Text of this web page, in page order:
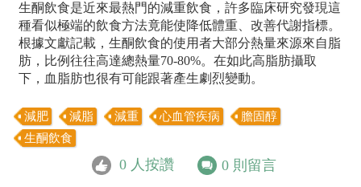
生酮飲食是近來最熱門的減重飲食，許多臨床研究發現這
種看似極端的飲食方法竟能使降低體重、改善代謝指標。
根據文獻記載，生酮飲食的使用者大部分熱量來源來自脂
肪，比例往往高達總熱量70-80%。在如此高脂肪攝取
下，血脂肪也很有可能跟著產生劇烈變動。
減肥 減脂 減重 心血管疾病
膽固醇
生酮飲食
0 人按讚 0 則留言